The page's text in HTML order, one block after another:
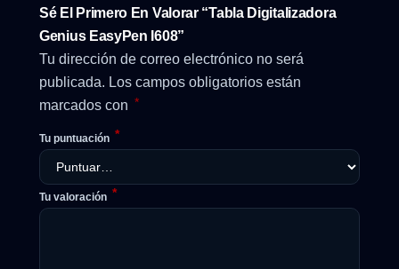
Sé El Primero En Valorar “Tabla Digitalizadora
Genius EasyPen I608”
Tu dirección de correo electrónico no será
publicada. Los campos obligatorios están
marcados con *
Tu puntuación *
Tu valoración *